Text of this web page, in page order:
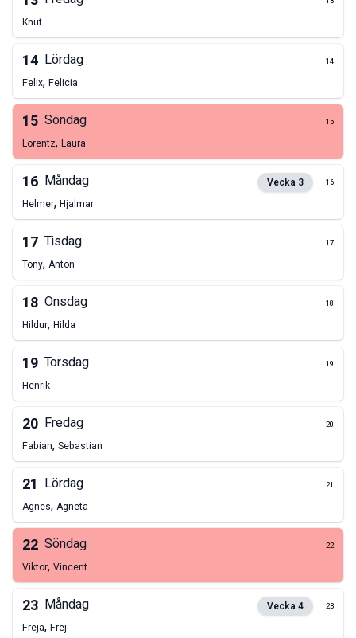
Knut
14 Lördag 14
Felix, Felicia
15 Söndag 15
Lorentz, Laura
16 Måndag Vecka 3 16
Helmer, Hjalmar
17 Tisdag 17
Tony, Anton
18 Onsdag 18
Hildur, Hilda
19 Torsdag 19
Henrik
20 Fredag 20
Fabian, Sebastian
21 Lördag 21
Agnes, Agneta
22 Söndag 22
Viktor, Vincent
23 Måndag Vecka4 23
Freja, Frej